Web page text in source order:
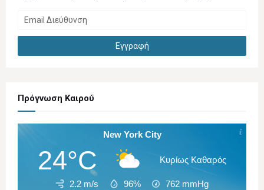
Πρόγνωση Καιρού
New York City
24°C Κυρίως Καθαρός
2.2 m/s 96% 762 mmHg